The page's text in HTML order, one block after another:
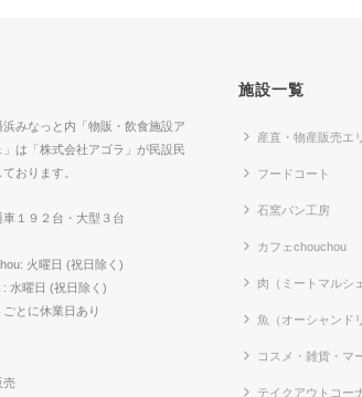
みなっと内「物販・飲食施設ア
」は「株式会社アゴラ」が民設民
おります。
車１９２台・大型３台
火曜日 (祝日除く)
: 水曜日 (祝日除く)
とに休業日あり
売
施設一覧
産直・物産販売エ
フードコート
石窯パン工房
カフェchouchou
肉（ミートマルシ
魚（オーシャンド
コスメ・雑貨・マ
テイクアウトコー